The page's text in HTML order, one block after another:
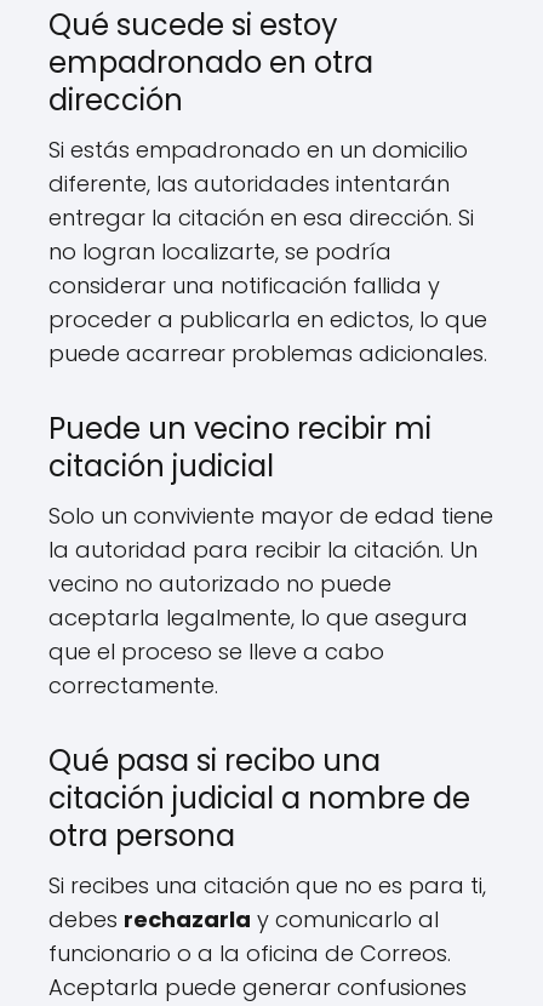
Qué sucede si estoy
empadronado en otra
dirección
Si estás empadronado en un domicilio
diferente, las autoridades intentarán
entregar la citación en esa dirección. Si
no logran localizarte, se podría
considerar una notificación fallida y
proceder a publicarla en edictos, lo que
puede acarrear problemas adicionales.
Puede un vecino recibir mi
citación judicial
Solo un conviviente mayor de edad tiene
la autoridad para recibir la citación. Un
vecino no autorizado no puede
aceptarla legalmente, lo que asegura
que el proceso se lleve a cabo
correctamente.
Qué pasa si recibo una
citación judicial a nombre de
otra persona
Si recibes una citación que no es para ti,
debes rechazarla y comunicarlo al
funcionario o a la oficina de Correos.
Aceptarla puede generar confusiones